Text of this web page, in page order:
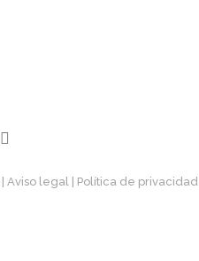
| Aviso legal | Política de privacidad